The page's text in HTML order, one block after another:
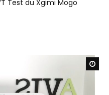
Test du Xgimi Mogo